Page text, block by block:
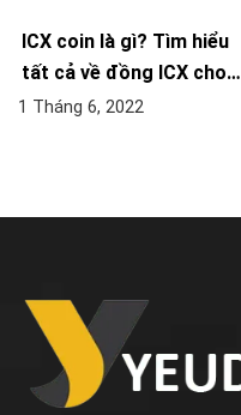
ICX coin là gì? Tìm hiểu
tất cả về đồng ICX cho…
1 Tháng 6, 2022